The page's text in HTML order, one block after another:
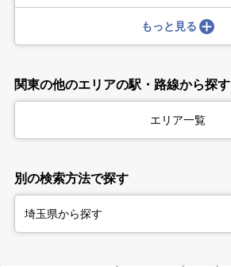
もっと見る
関東の他のエリアの駅・路線から探す
エリア一覧
別の検索方法で探す
埼玉県から探す